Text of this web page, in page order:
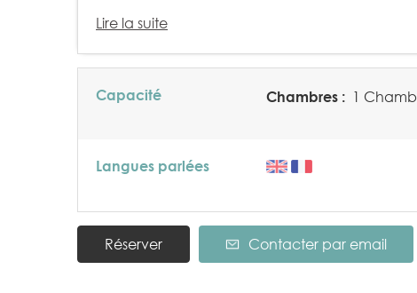
Lire la suite
Capacité Chambres : 1
Langues parlées
Réserver Contacter par email